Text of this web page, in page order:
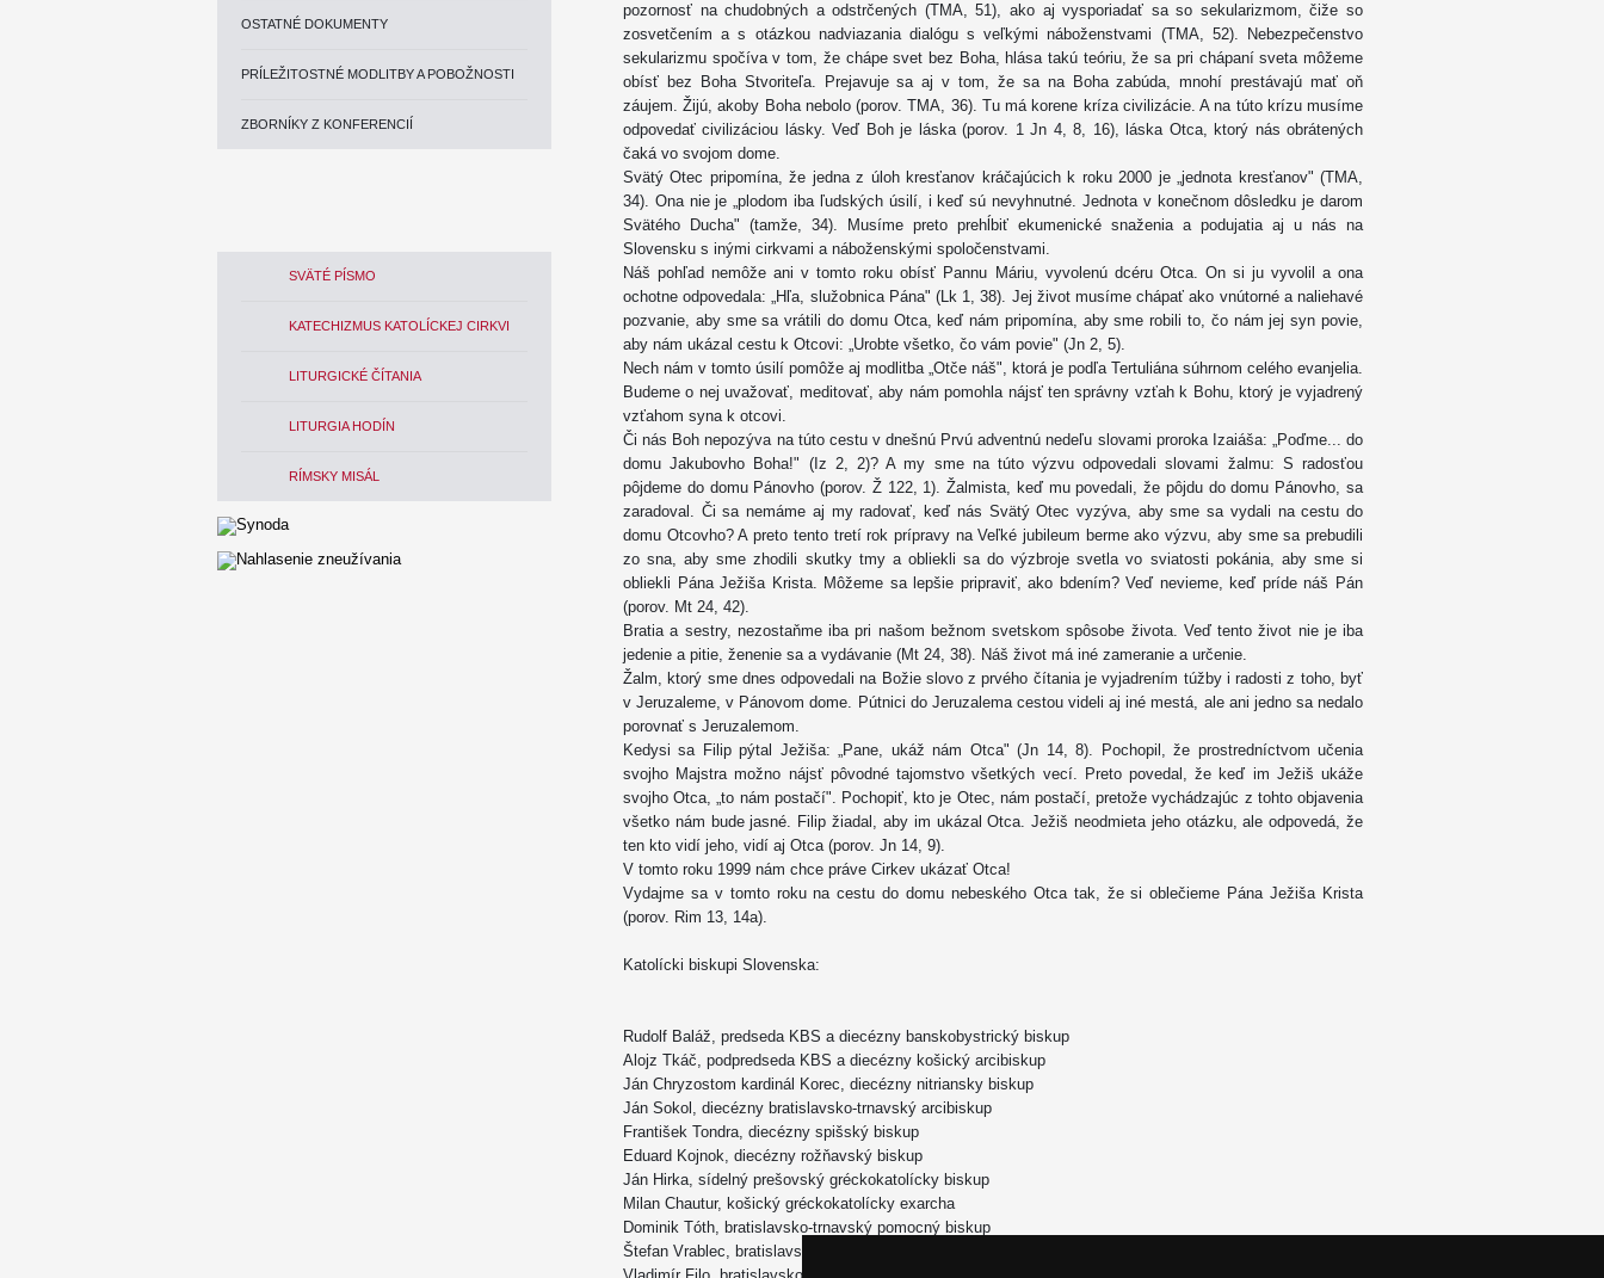
OSTATNÉ DOKUMENTY
PRÍLEŽITOSTNÉ MODLITBY A POBOŽNOSTI
ZBORNÍKY Z KONFERENCIÍ
SVÄTÉ PÍSMO
KATECHIZMUS KATOLÍCKEJ CIRKVI
LITURGICKÉ ČÍTANIA
LITURGIA HODÍN
RÍMSKY MISÁL
pozornosť na chudobných a odstrčených (TMA, 51), ako aj vysporiadať sa so sekularizmom, čiže so
zosvetčením a s otázkou nadviazania dialógu s veľkými náboženstvami (TMA, 52). Nebezpečenstvo
sekularizmu spočíva v tom, že chápe svet bez Boha, hlása takú teóriu, že sa pri chápaní sveta môžeme
obísť bez Boha Stvoriteľa. Prejavuje sa aj v tom, že sa na Boha zabúda, mnohí prestávajú mať oň
záujem. Žijú, akoby Boha nebolo (porov. TMA, 36). Tu má korene kríza civilizácie. A na túto krízu musíme
odpovedať civilizáciou lásky. Veď Boh je láska (porov. 1 Jn 4, 8, 16), láska Otca, ktorý nás obrátených
čaká vo svojom dome.
Svätý Otec pripomína, že jedna z úloh kresťanov kráčajúcich k roku 2000 je „jednota kresťanov" (TMA,
34). Ona nie je „plodom iba ľudských úsilí, i keď sú nevyhnutné. Jednota v konečnom dôsledku je darom
Svätého Ducha" (tamže, 34). Musíme preto prehĺbiť ekumenické snaženia a podujatia aj u nás na
Slovensku s inými cirkvami a náboženskými spoločenstvami.
Náš pohľad nemôže ani v tomto roku obísť Pannu Máriu, vyvolenú dcéru Otca. On si ju vyvolil a ona
ochotne odpovedala: „Hľa, služobnica Pána" (Lk 1, 38). Jej život musíme chápať ako vnútorné a naliehavé
pozvanie, aby sme sa vrátili do domu Otca, keď nám pripomína, aby sme robili to, čo nám jej syn povie,
aby nám ukázal cestu k Otcovi: „Urobte všetko, čo vám povie" (Jn 2, 5).
Nech nám v tomto úsilí pomôže aj modlitba „Otče náš", ktorá je podľa Tertuliána súhrnom celého evanjelia.
Budeme o nej uvažovať, meditovať, aby nám pomohla nájsť ten správny vzťah k Bohu, ktorý je vyjadrený
vzťahom syna k otcovi.
Či nás Boh nepozýva na túto cestu v dnešnú Prvú adventnú nedeľu slovami proroka Izaiáša: „Poďme... do
domu Jakubovho Boha!" (Iz 2, 2)? A my sme na túto výzvu odpovedali slovami žalmu: S radosťou
pôjdeme do domu Pánovho (porov. Ž 122, 1). Žalmista, keď mu povedali, že pôjdu do domu Pánovho, sa
zaradoval. Či sa nemáme aj my radovať, keď nás Svätý Otec vyzýva, aby sme sa vydali na cestu do
domu Otcovho? A preto tento tretí rok prípravy na Veľké jubileum berme ako výzvu, aby sme sa prebudili
zo sna, aby sme zhodili skutky tmy a obliekli sa do výzbroje svetla vo sviatosti pokánia, aby sme si
obliekli Pána Ježiša Krista. Môžeme sa lepšie pripraviť, ako bdením? Veď nevieme, keď príde náš Pán
(porov. Mt 24, 42).
Bratia a sestry, nezostaňme iba pri našom bežnom svetskom spôsobe života. Veď tento život nie je iba
jedenie a pitie, ženenie sa a vydávanie (Mt 24, 38). Náš život má iné zameranie a určenie.
Žalm, ktorý sme dnes odpovedali na Božie slovo z prvého čítania je vyjadrením túžby i radosti z toho, byť
v Jeruzaleme, v Pánovom dome. Pútnici do Jeruzalema cestou videli aj iné mestá, ale ani jedno sa nedalo
porovnať s Jeruzalemom.
Kedysi sa Filip pýtal Ježiša: „Pane, ukáž nám Otca" (Jn 14, 8). Pochopil, že prostredníctvom učenia
svojho Majstra možno nájsť pôvodné tajomstvo všetkých vecí. Preto povedal, že keď im Ježiš ukáže
svojho Otca, „to nám postačí". Pochopiť, kto je Otec, nám postačí, pretože vychádzajúc z tohto objavenia
všetko nám bude jasné. Filip žiadal, aby im ukázal Otca. Ježiš neodmieta jeho otázku, ale odpovedá, že
ten kto vidí jeho, vidí aj Otca (porov. Jn 14, 9).
V tomto roku 1999 nám chce práve Cirkev ukázať Otca!
Vydajme sa v tomto roku na cestu do domu nebeského Otca tak, že si oblečieme Pána Ježiša Krista
(porov. Rim 13, 14a).
Katolícki biskupi Slovenska:
Rudolf Baláž, predseda KBS a diecézny banskobystrický biskup
Alojz Tkáč, podpredseda KBS a diecézny košický arcibiskup
Ján Chryzostom kardinál Korec, diecézny nitriansky biskup
Ján Sokol, diecézny bratislavsko-trnavský arcibiskup
František Tondra, diecézny spišský biskup
Eduard Kojnok, diecézny rožňavský biskup
Ján Hirka, sídelný prešovský gréckokatolícky biskup
Milan Chautur, košický gréckokatolícky exarcha
Dominik Tóth, bratislavsko-trnavský pomocný biskup
Štefan Vrablec, bratislavsko-trnavský pomocný biskup